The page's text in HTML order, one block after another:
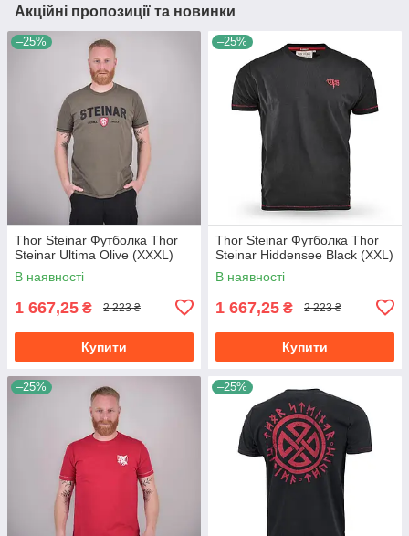
Акційні пропозиції та новинки
–25%
Thor Steinar Футболка Thor
Steinar Ultima Olive (XXXL)
В наявності
1 667,25 ₴ 2 223 ₴
Купити
–25%
Thor Steinar Футболка Thor
Steinar Hiddensee Black (XXL)
В наявності
1 667,25 ₴ 2 223 ₴
Купити
–25% –25%